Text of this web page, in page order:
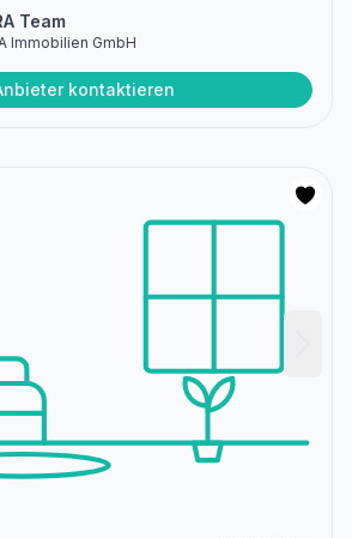
Team
Immobilien GmbH
kontaktieren